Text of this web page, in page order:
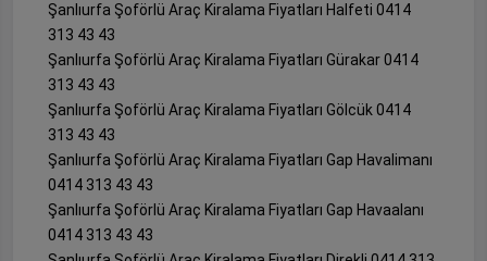
Şanlıurfa Şoförlü Araç Kiralama Fiyatları Halfeti 0414
313 43 43
Şanlıurfa Şoförlü Araç Kiralama Fiyatları Gürakar 0414
313 43 43
Şanlıurfa Şoförlü Araç Kiralama Fiyatları Gölcük 0414
313 43 43
Şanlıurfa Şoförlü Araç Kiralama Fiyatları Gap Havalimanı
0414 313 43 43
Şanlıurfa Şoförlü Araç Kiralama Fiyatları Gap Havaalanı
0414 313 43 43